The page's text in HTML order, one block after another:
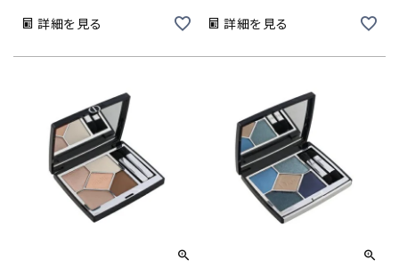
詳細を見る 詳細を見る